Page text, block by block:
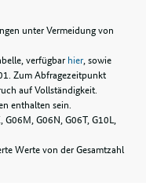
unter Vermeidung von
verfügbar hier, sowie
Zum Abfragezeitpunkt
auf Vollständigkeit.
enthalten sein.
G06M, G06N, G06T, G10L,
Werte von der Gesamtzahl